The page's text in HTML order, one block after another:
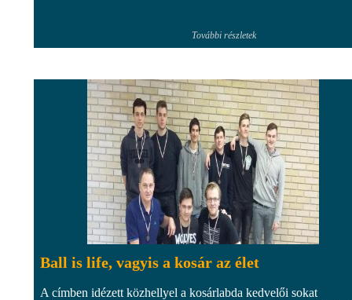
További részletek
Ball is life, vagyis a kosár az élet
A címben idézett közhellyel a kosárlabda kedvelői sokat